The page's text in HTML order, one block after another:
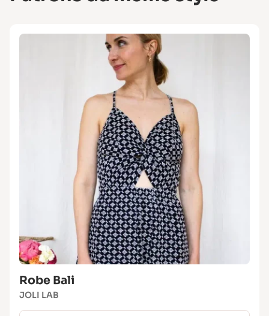
(–50 cm sans manches)
• Doublure : T34–40 : 70 cm / T48 : 80 cm / T52
Robe (avec manches et col) :
• Tissu extérieur :
T34 : 2m20 / T40 : 2m30 / T48 : 2m50 / T52 :
2m60 (–50 cm sans manches)
• 7 boutons (⌀ ~2 cm)
Fournitures communes :
Fil assorti
Thermocollant
Robe Bali
JOLI LAB